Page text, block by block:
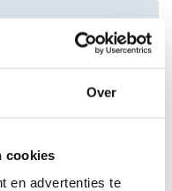
Over
cookies
en advertenties te